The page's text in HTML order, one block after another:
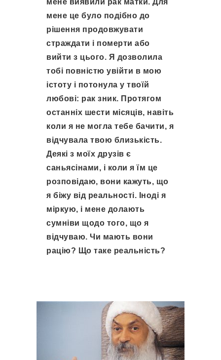
мене виявили рак матки. Для
мене це було подібно до
рішення продовжувати
страждати і померти або
вийти з цього. Я дозволила
тобі повністю увійти в мою
істоту і потонула у твоїй
любові: рак зник. Протягом
останніх шести місяців, навіть
коли я не могла тебе бачити, я
відчувала твою близькість.
Деякі з моїх друзів є
саньясінами, і коли я їм це
розповідаю, вони кажуть, що
я біжу від реальності. Іноді я
міркую, і мене долають
сумніви щодо того, що я
відчуваю. Чи мають вони
рацію? Що таке реальність?